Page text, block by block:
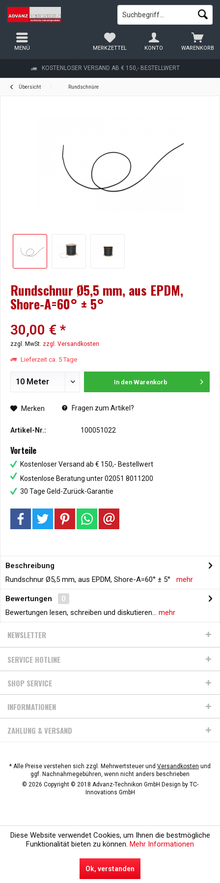
KOSTENLOSER VERSAND AB € 150,- BESTELLWERT
WARENKORB
MERKZETTEL KONTO
MENÜ
Übersicht Rundschnüre
Rundschnur Ø5,5 mm, aus EPDM,
Shore-A=60° ± 5°
30,00 € *
zzgl. MwSt. zzgl. Versandkosten
Lieferzeit ca. 5 Tage
In den Warenkorb
Merken Fragen zum Artikel?
Artikel-Nr.: 100051022
Vorteile
Kostenloser Versand ab € 150,- Bestellwert
Kostenlose Beratung unter 02051 8011200
30 Tage Geld-Zurück-Garantie
Beschreibung
Rundschnur Ø5,5 mm, aus EPDM, Shore-A=60° ± 5° mehr
Bewertungen
0
Bewertungen lesen, schreiben und diskutieren... mehr
NEWSLETTER
SERVICE HOTLINE
SHOP SERVICE
INFORMATIONEN
ZAHLUNG & VERSAND
* Alle Preise verstehen sich zzgl. Mehrwertsteuer und Versandkosten und
ggf. Nachnahmegebühren, wenn nicht anders beschrieben
© 2026 Copyright © 2018 Advanz-Technikon GmbH Design by TC-
Innovations GmbH
Diese Website verwendet Cookies, um Ihnen die bestmögliche
Funktionalität bieten zu können. Mehr Informationen
Ok, verstanden